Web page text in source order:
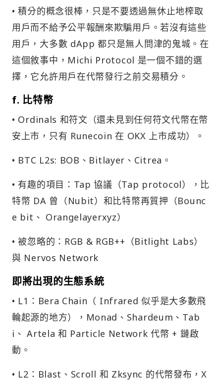
• 積分的概念很棒，只是不要透過無休止地榨取
用戶而不給予公平報酬來欺騙用戶。若沒有這些
用戶，大多數 dApp 都只是無人問津的鬼城。在
這個敘事中，Michi Protocol 是一個不錯的選
擇，它允許用戶在代幣發行之前交易積分。
f. 比特幣
• Ordinals 和符文（還未見到任何符文代幣在幣
安上市，只有 Runecoin 在 OKX 上市成功）。
• BTC L2s: BOB、Bitlayer、Citrea。
• 有趣的項目：Tap 協議（Tap protocol），比
特幣 DA 曾（Nubit）和比特幣再質押（Bounc
e bit、 Orangelayerxyz）
• 被忽略的：RGB & RGB++（Bitlight Labs）
與 Nervos Network
即將出現的生態系統
• L1：Bera Chain（ Infrared 似乎是大多數飛
輪起源的地方），Monad、Shardeum、Tab
i、 Artela 和 Particle Network 代幣 + 鏈啟
動。
• L2：Blast、Scroll 和 Zksync 的代幣發布，X